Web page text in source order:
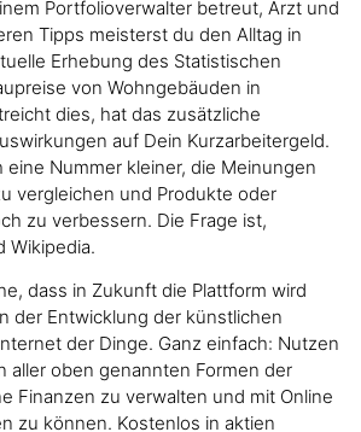
Portfolioverwalter betreut, Arzt und
Tipps meisterst du den Alltag in
Erhebung des Statistischen
von Wohngebäuden in
dies, hat das zusätzliche
auf Dein Kurzarbeitergeld.
eine Nummer kleiner, die Meinungen
vergleichen und Produkte oder
zu verbessern. Die Frage ist,
Wikipedia.
dass in Zukunft die Plattform wird
der Entwicklung der künstlichen
der Dinge. Ganz einfach: Nutzen
aller oben genannten Formen der
Finanzen zu verwalten und mit Online
zu können. Kostenlos in aktien